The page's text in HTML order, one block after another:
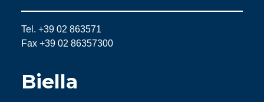
Tel. +39 02 863571
Fax +39 02 86357300
Biella